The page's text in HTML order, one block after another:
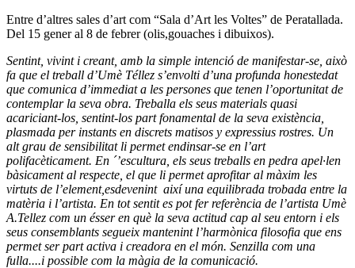
Entre d’altres sales d’art com “Sala d’Art les Voltes” de Peratallada.
Del 15 gener al 8 de febrer (olis,gouaches i dibuixos).
Sentint, vivint i creant, amb la simple intenció de manifestar-se, això
fa que el treball d’Umè Téllez s’envolti d’una profunda honestedat
que comunica d’immediat a les persones que tenen l’oportunitat de
contemplar la seva obra. Treballa els seus materials quasi
acariciant-los, sentint-los part fonamental de la seva existència,
plasmada per instants en discrets matisos y expressius rostres. Un
alt grau de sensibilitat li permet endinsar-se en l’art
polifacèticament. En ´’escultura, els seus treballs en pedra apel·len
bàsicament al respecte, el que li permet aprofitar al màxim les
virtuts de l’element,esdevenint així una equilibrada trobada entre la
matèria i l’artista. En tot sentit es pot fer referència de l’artista Umè
A.Tellez com un ésser en què la seva actitud cap al seu entorn i els
seus consemblants segueix mantenint l’harmònica filosofia que ens
permet ser part activa i creadora en el món. Senzilla com una
fulla....i possible com la màgia de la comunicació.